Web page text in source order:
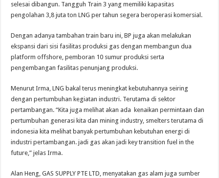
selesai dibangun. Tangguh Train 3 yang memiliki kapasitas
pengolahan 3,8 juta ton LNG per tahun segera beroperasi komersial.
Dengan adanya tambahan train baru ini, BP juga akan melakukan
ekspansi dari sisi fasilitas produksi gas dengan membangun dua
platform offshore, pemboran 10 sumur produksi serta
pengembangan fasilitas penunjang produksi.
Menurut Irma, LNG bakal terus meningkat kebutuhannya seiring
dengan pertumbuhan kegiatan industri. Terutama di sektor
pertambangan. “Kita juga melihat akan ada kenaikan permintaan dan
pertumbuhan generasi kita dan mining industry, smelters terutama di
indonesia kita melihat banyak pertumbuhan kebutuhan energi di
industri pertambangan. jadi gas akan jadi key transition fuel in the
future,” jelas Irma.
Alan Heng, GAS SUPPLY PTE LTD, menyatakan gas alam juga sumber